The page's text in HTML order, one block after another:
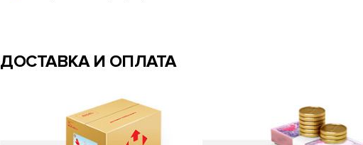
ДОСТАВКА И ОПЛАТА